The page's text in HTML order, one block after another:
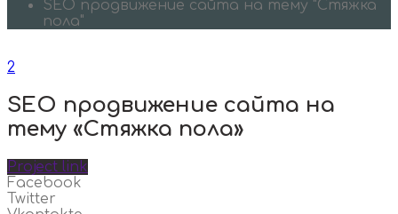
SEO продвижение сайта на тему "Стяжка
пола"
2
SEO продвижение сайта на
тему «Стяжка пола»
Project link
Facebook
Twitter